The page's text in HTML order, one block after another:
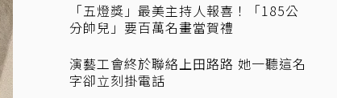
「五燈獎」最美主持人報喜！「185公
分帥兒」要百萬名畫當賀禮
演藝工會終於聯絡上田路路 她一聽這名
字卻立刻掛電話